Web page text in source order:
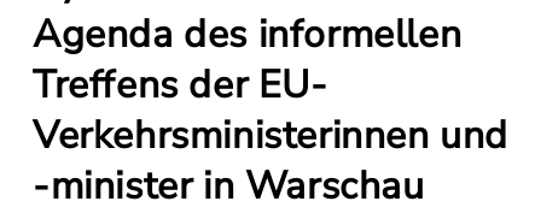
Agenda des informellen
Treffens der EU-
Verkehrsministerinnen und
-minister in Warschau